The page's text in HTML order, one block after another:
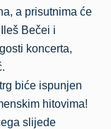
a prisutnima će
Bečei i
koncerta,
biće ispunjen
hitovima!
slijede